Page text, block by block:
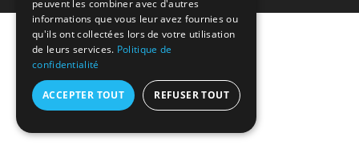
peuvent les combiner avec d'autres
informations que vous leur avez fournies ou
qu'ils ont collectées lors de votre utilisation
de leurs services. Politique de
confidentialité
ACCEPTER TOUT REFUSER TOUT